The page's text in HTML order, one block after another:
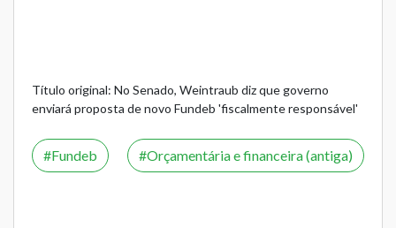
Título original: No Senado, Weintraub diz que governo
enviará proposta de novo Fundeb 'fiscalmente responsável'
Fundeb Orçamentária e financeira (antiga)